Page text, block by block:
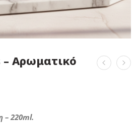
Αρωματικό
– 220ml.